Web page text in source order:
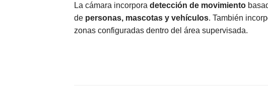
La cámara incorpora detección de movimiento
de personas, mascotas y vehículos. También
zonas configuradas dentro del área supervisada.